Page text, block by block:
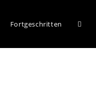
Fortgeschritten